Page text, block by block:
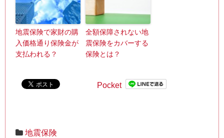
地震保険で家財の購
入価格通り保険金が
支払われる？
全額保障されない地
震保険をカバーする
保険とは？
Pocket
地震保険